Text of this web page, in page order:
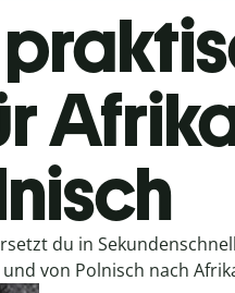
du in
von Polnisch nach